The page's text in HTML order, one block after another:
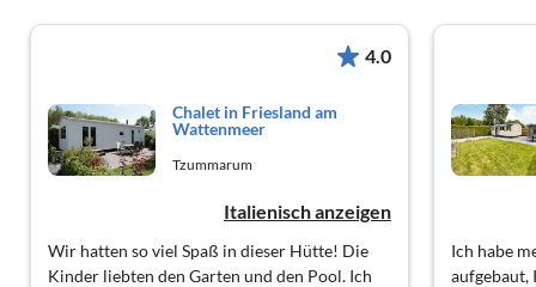
4.0
Chalet in Friesland am
Wattenmeer
Tzummarum
Italienisch anzeigen
Wir hatten so viel Spaß in dieser Hütte! Die
Kinder liebten den Garten und den Pool. Ich
Ich habe
aufgebaut,